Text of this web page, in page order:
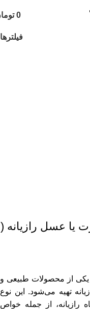
0
فیلترها
یا عسل رازیانه (
یکی از محصولات طبیعی و
تهیه می‌شود. این نوع
از جمله خواص